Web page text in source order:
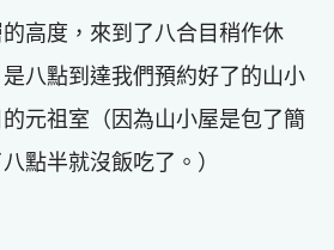
高度，來到了八合目稍作休
八點到達我們預約好了的山小
元祖室（因為山小屋是包了簡
點半就沒飯吃了。）